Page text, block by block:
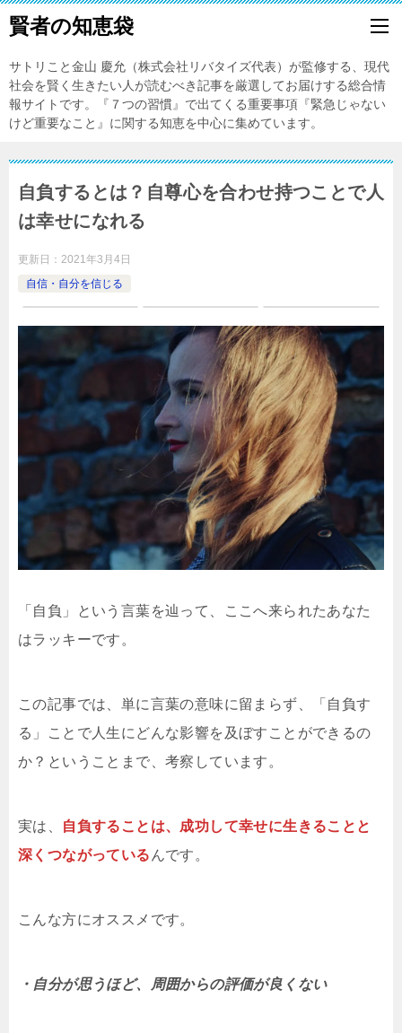
賢者の知恵袋
サトリこと金山 慶允（株式会社リバタイズ代表）が監修する、現代
社会を賢く生きたい人が読むべき記事を厳選してお届けする総合情
報サイトです。『７つの習慣』で出てくる重要事項『緊急じゃない
けど重要なこと』に関する知恵を中心に集めています。
自負するとは？自尊心を合わせ持つことで人
は幸せになれる
更新日： 2021年3月4日
自信・自分を信じる
「自負」という言葉を辿って、ここへ来られたあなた
はラッキーです。
この記事では、単に言葉の意味に留まらず、「自負す
る」ことで人生にどんな影響を及ぼすことができるの
か？ということまで、考察しています。
実は、
自負することは、成功して幸せに生きることと
深くつながっている んです。
こんな方にオススメです。
・自分が思うほど、周囲からの評価が良くない